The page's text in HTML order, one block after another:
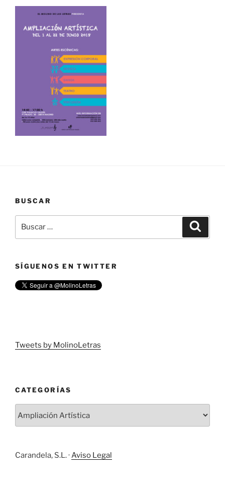
BUSCAR
SÍGUENOS EN TWITTER
Tweets by MolinoLetras
CATEGORÍAS
Carandela, S.L. ·Aviso Legal